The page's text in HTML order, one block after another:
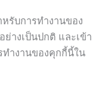
รับการทำงานของ
างเป็นปกติ และเข้า
ำงานของคุกกี้นี้ใน